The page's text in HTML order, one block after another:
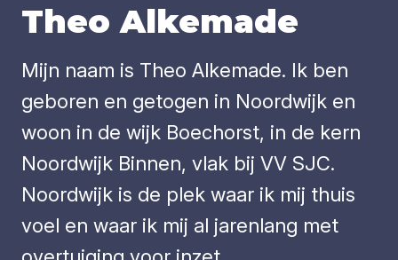
Theo Alkemade
Mijn naam is Theo Alkemade. Ik ben
geboren en getogen in Noordwijk en
woon in de wijk Boechorst, in de kern
Noordwijk Binnen, vlak bij VV SJC.
Noordwijk is de plek waar ik mij thuis
voel en waar ik mij al jarenlang met